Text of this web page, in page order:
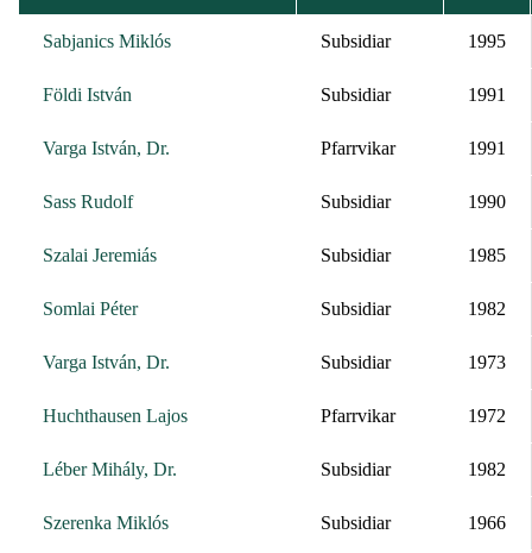
Sabjanics Miklós Subsidiar 1995
Földi István Subsidiar 1991
Varga István, Dr. Pfarrvikar 1991
Sass Rudolf Subsidiar 1990
Szalai Jeremiás Subsidiar 1985
Somlai Péter Subsidiar 1982
Varga István, Dr. Subsidiar 1973
Huchthausen Lajos Pfarrvikar 1972
Léber Mihály, Dr. Subsidiar 1982
Szerenka Miklós Subsidiar 1966